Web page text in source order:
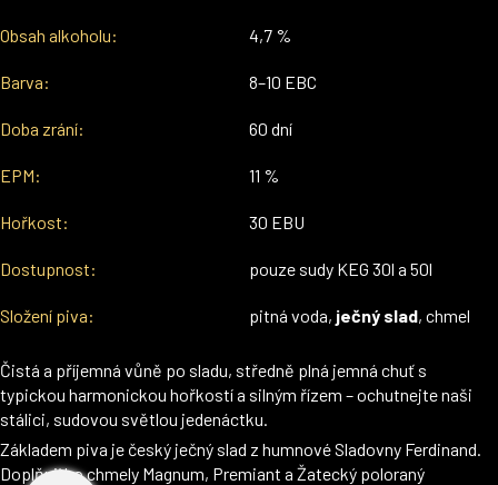
Obsah alkoholu: 4,7 %
Barva: 8–10 EBC
Doba zrání: 60 dní
EPM: 11 %
Hořkost: 30 EBU
Dostupnost: pouze sudy KEG 30l a 50l
Složení piva: pitná voda, ječný slad, chmel
Čistá a příjemná vůně po sladu, středně plná jemná chuť s
typickou harmonickou hořkostí a silným řízem – ochutnejte naši
stálici, sudovou světlou jedenáctku.
Základem piva je český ječný slad z humnové Sladovny Ferdinand.
Doplňují ho chmely Magnum, Premiant a Žatecký poloraný